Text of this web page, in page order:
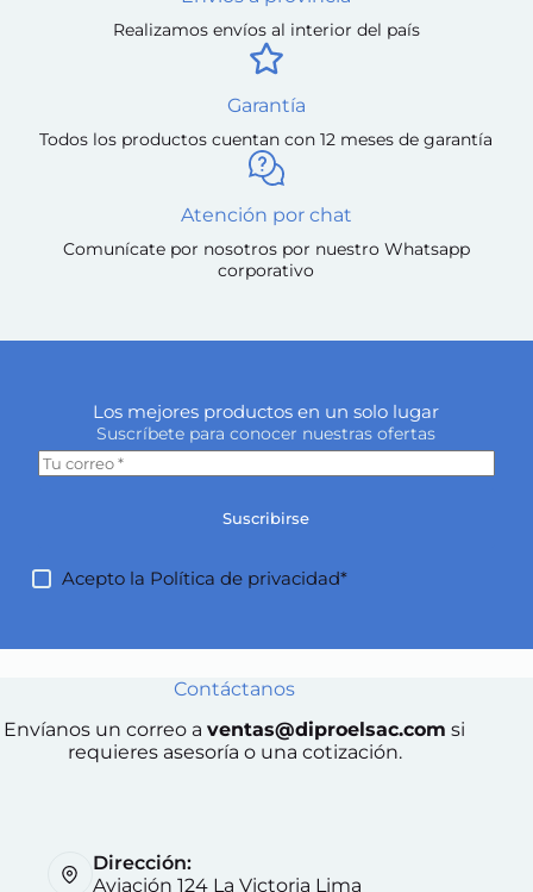
Realizamos envíos al interior del país
Garantía
Todos los productos cuentan con 12 meses de garantía
Atención por chat
Comunícate por nosotros por nuestro Whatsapp
corporativo
Los mejores productos en un solo lugar
Suscríbete para conocer nuestras ofertas
Suscribirse
Acepto la Política de privacidad*
Contáctanos
Envíanos un correo aventas@diproelsac.com si
requieres asesoría o una cotización.
Dirección:
Aviación 124 La Victoria Lima